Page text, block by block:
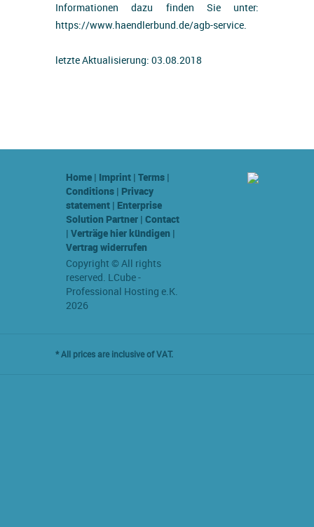
Informationen dazu finden Sie unter:
https://www.haendlerbund.de/agb-service.
letzte Aktualisierung: 03.08.2018
Home | Imprint | Terms |
Conditions | Privacy
statement | Enterprise
Solution Partner | Contact
| Verträge hier kündigen |
Vertrag widerrufen
Copyright © All rights
reserved. LCube -
Professional Hosting e.K.
2026
* All prices are inclusive of VAT.